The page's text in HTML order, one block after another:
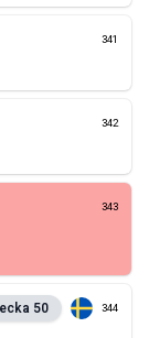
341
342
343
50 344